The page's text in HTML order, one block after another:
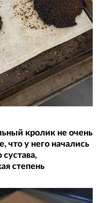
кролик не очень
что у него начались
степень